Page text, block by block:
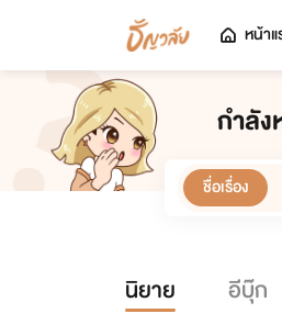
หน้า
กำลัง
ชื่อเรื่อง
นิยาย อีบุ๊ก